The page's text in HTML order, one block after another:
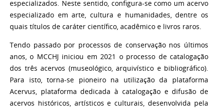
especializados. Neste sentido, configura-se como um acervo
especializado em arte, cultura e humanidades, dentre os
quais títulos de caráter científico, acadêmico e livros raros.
Tendo passado por processos de conservação nos últimos
anos, o MCCHJ iniciou em 2021 o processo de catalogação
dos três acervos (museológico, arquivístico e bibliográfico).
Para isto, torna-se pioneiro na utilização da plataforma
Acervus, plataforma dedicada à catalogação e difusão de
acervos históricos, artísticos e culturais, desenvolvida pela